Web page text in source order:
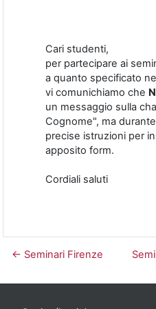
Cari studenti,
per partecipare ai
a quanto specificato
vi comunichiamo che
un messaggio sulla
Cognome", ma
precise istruzioni per
apposito form.
Cordiali saluti
← Seminari Firenze